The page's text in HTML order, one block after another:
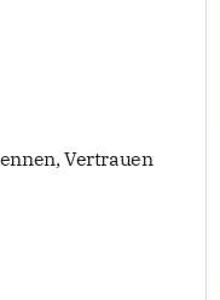
Vertrauen